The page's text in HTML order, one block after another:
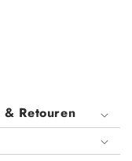
& Retouren